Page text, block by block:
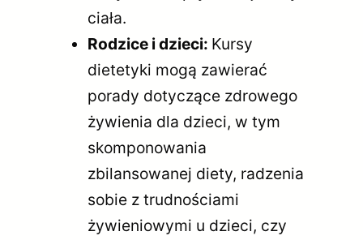
ciała.
Rodzice i dzieci: Kursy
dietetyki mogą zawierać
porady dotyczące zdrowego
żywienia dla dzieci, w tym
skomponowania
zbilansowanej diety, radzenia
sobie z trudnościami
żywieniowymi u dzieci, czy